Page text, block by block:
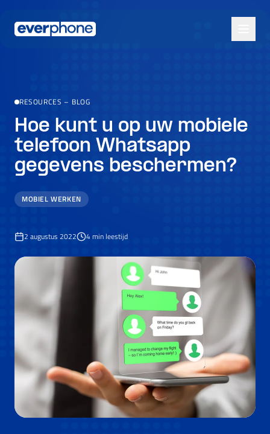
RESOURCES – BLOG
Hoe kunt u op uw mobiele
telefoon Whatsapp
gegevens beschermen?
MOBIEL WERKEN
2 augustus 2022 4min leestijd